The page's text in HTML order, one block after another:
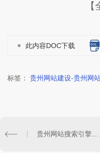
此内容DOC下载
标签： 贵州网站建设-贵州网